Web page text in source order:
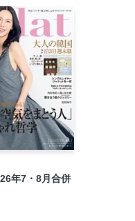
一番の時計」選び
見本帖
決まりました！
し」美容
年7・8月合併